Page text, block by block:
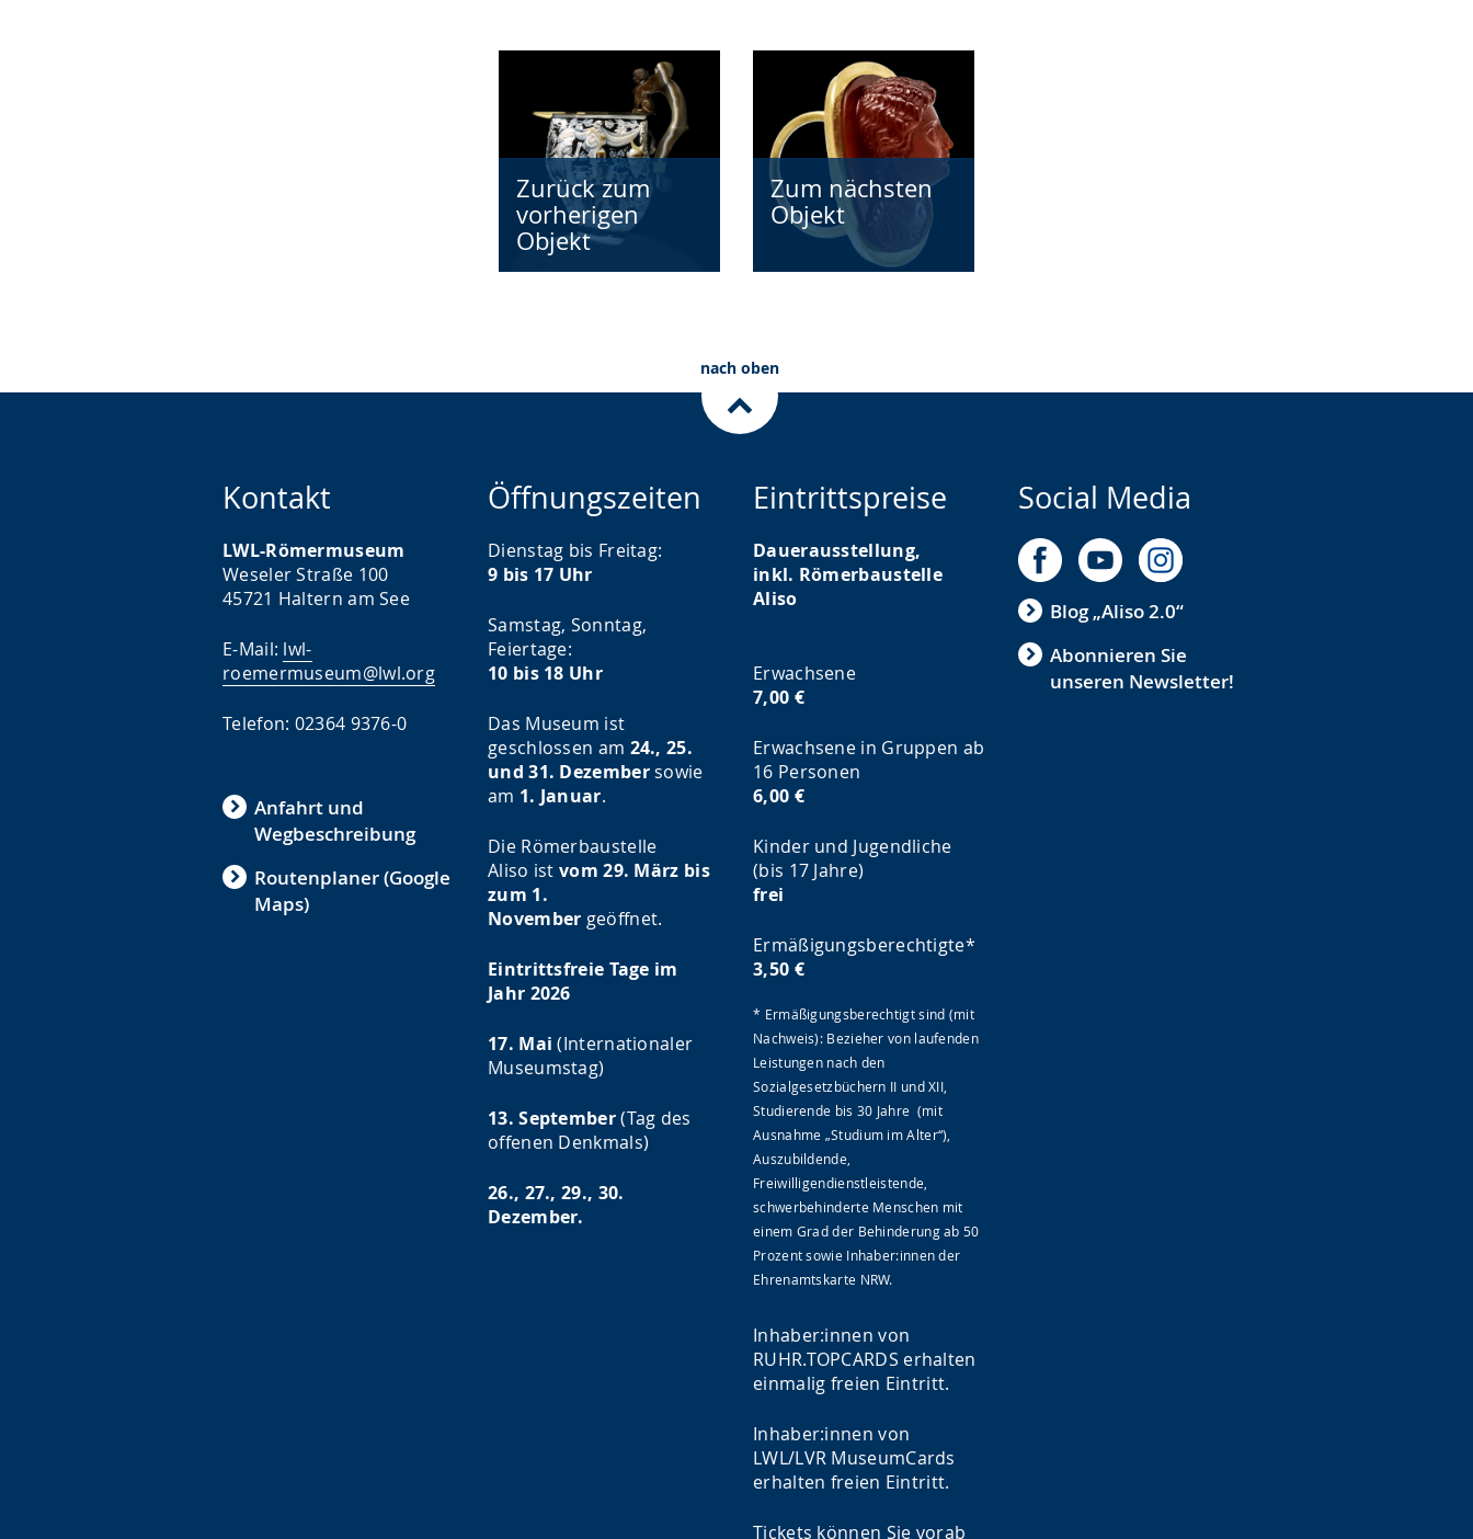
Zurück zum
vorherigen
Objekt
Zum nächsten
Objekt
nach oben
Kontakt
LWL-Römermuseum
Weseler Straße 100
45721 Haltern am See
E-Mail: lwl-
roemermuseum@lwl.org
Telefon: 02364 9376-0
Anfahrt und
Wegbeschreibung
Routenplaner (Google
Maps)
Öffnungszeiten
Dienstag bis Freitag:
9 bis 17 Uhr
Samstag, Sonntag,
Feiertage:
10 bis 18 Uhr
Das Museum ist
geschlossen am 24., 25.
und 31. Dezembersowie
am 1. Januar.
Die Römerbaustelle
Aliso ist vom 29. März bis
zum 1.
November geöffnet.
Eintrittsfreie Tage im
Jahr 2026
17. Mai(Internationaler
Museumstag)
13. September(Tag des
offenen Denkmals)
26., 27., 29., 30.
Dezember.
Eintrittspreise
Dauerausstellung,
inkl. Römerbaustelle
Aliso
Erwachsene
7,00 €
Erwachsene in Gruppen ab
16 Personen
6,00 €
Kinder und Jugendliche
(bis 17 Jahre)
frei
Ermäßigungsberechtigte*
3,50 €
* Ermäßigungsberechtigt sind (mit
Nachweis): Bezieher von laufenden
Leistungen nach den
Sozialgesetzbüchern II und XII,
Studierende bis 30 Jahre (mit
Ausnahme „Studium im Alter“),
Auszubildende,
Freiwilligendienstleistende,
schwerbehinderte Menschen mit
einem Grad der Behinderung ab 50
Prozent sowie Inhaber:innen der
Ehrenamtskarte NRW.
Inhaber:innen von
RUHR.TOPCARDS erhalten
einmalig freien Eintritt.
Inhaber:innen von
LWL/LVR MuseumCards
erhalten freien Eintritt.
Tickets können Sie vorab
Social Media
Blog „Aliso 2.0“
Abonnieren Sie
unseren Newsletter!